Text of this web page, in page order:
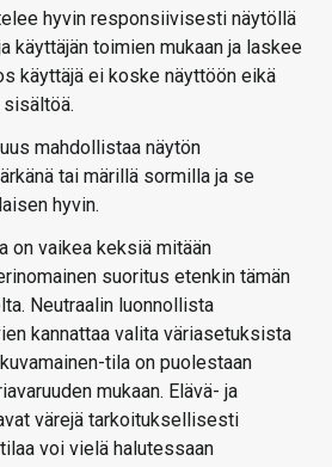
hyvin responsiivisesti näytöllä
käyttäjän toimien mukaan ja laskee
käyttäjä ei koske näyttöön eikä
mahdollistaa näytön
tai märillä sormilla ja se
hyvin.
on vaikea keksiä mitään
suoritus etenkin tämän
Neutraalin luonnollista
kannattaa valita väriasetuksista
tila on puolestaan
mukaan. Elävä- ja
värejä tarkoituksellisesti
voi vielä halutessaan